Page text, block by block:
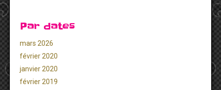
Par dates
mars 2026
février 2020
janvier 2020
février 2019